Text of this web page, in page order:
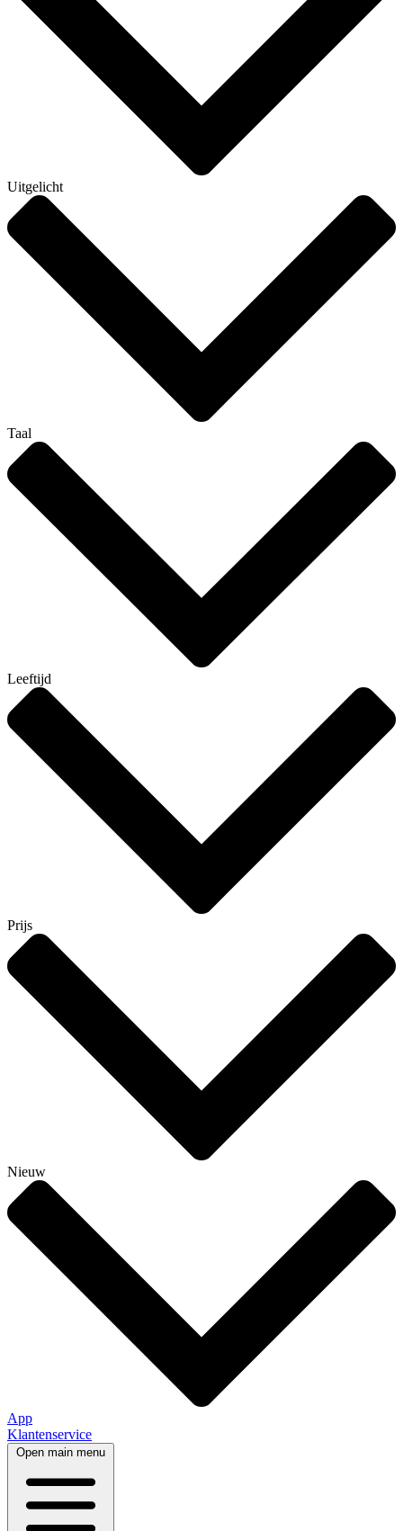
Uitgelicht
Taal
Leeftijd
Prijs
Nieuw
App
Klantenservice
Open main menu